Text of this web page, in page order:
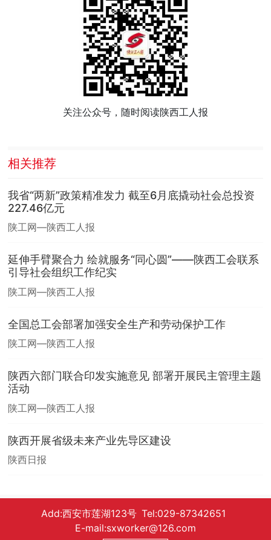
关注公众号，随时阅读陕西工人报
相关推荐
我省“两新”政策精准发力 截至6月底撬动社会总投资
227.46亿元
陕工网—陕西工人报
延伸手臂聚合力 绘就服务“同心圆”——陕西工会联系
引导社会组织工作纪实
陕工网—陕西工人报
全国总工会部署加强安全生产和劳动保护工作
陕工网—陕西工人报
陕西六部门联合印发实施意见 部署开展民主管理主题
活动
陕工网—陕西工人报
陕西开展省级未来产业先导区建设
陕西日报
Add:西安市莲湖123号 Tel:029-87342651
E-mail:sxworker@126.com